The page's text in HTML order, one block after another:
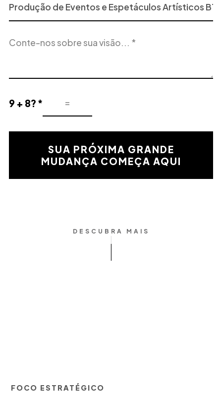
ou
Serviço
Interesse
do
9 + 8? *
Resultado
la
matemática
SUA PRÓXIMA GRANDE
MUDANÇA COMEÇA AQUI
DESCUBRA MAIS
FOCO ESTRATÉGICO